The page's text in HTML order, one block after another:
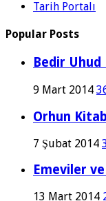
Tarih Portalı
Popular Posts
Bedir Uhud
9 Mart 2014
Orhun
7 Şubat 2014
Emeviler
13 Mart 2014